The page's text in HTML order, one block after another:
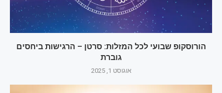
הורוסקופ שבועי לכל המזלות: סרטן – הרגישות ביחסים
גוברת
אוגוסט 1, 2025